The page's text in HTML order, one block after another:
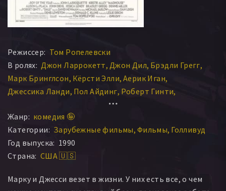
Режиссер: Том Ропелевски
В ролях: Джон Ларрокетт Джон Дил Брэдли Грегг
Марк Бринглсон Кёрсти Элли Аерик Иган
Джессика Ланди Пол Айдинг Роберт Гинти
Рич Хопкинс
Роб Камиллетти Элисон Ла Плаца
Пеппи Сандерс Эрл В. Смит Марлон Дартон
Джей Бернард Рене Л. Морено
Майкл Санд Элизабет Лэнг
Джейби Уоррен Дебора Отто
Karen Kronwell
Жанр: комедия 🤪
Категории: Зарубежные фильмы Фильмы Голливуд
Год выпуска: 1990
Страна: США 🇺🇸
Марку и Джесси везет в жизни. У них есть все, о чем